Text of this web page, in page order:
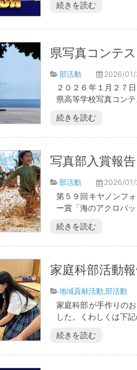
続きを読む
県写真コンテ
部活動
2026/01/
２０２６年１月２７
県高等学校写真コン
続きを読む
写真部入賞報告
部活動
2026/01/
第５９回キヤノンフ
ー賞「海のアクロバ
続きを読む
家庭科部活動
地域貢献活動,部活動
家庭科部が手作りの
した。くわしくは下
続きを読む